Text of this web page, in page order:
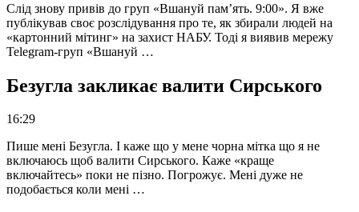
Слід знову привів до груп «Вшануй пам’ять. 9:00». Я вже
публікував своє розслідування про те, як збирали людей на
«картонний мітинг» на захист НАБУ. Тоді я виявив мережу
Telegram-груп «Вшануй …
Безугла закликає валити Сирського
16:29
Пише мені Безугла. І каже що у мене чорна мітка що я не
включаюсь щоб валити Сирського. Каже «краще
включайтесь» поки не пізно. Погрожує. Мені дуже не
подобається коли мені …